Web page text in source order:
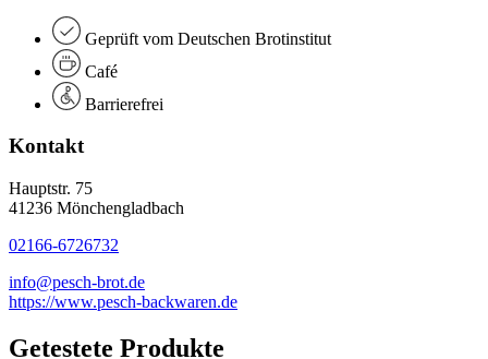
Geprüft vom Deutschen Brotinstitut
Café
Barrierefrei
Kontakt
Hauptstr. 75
41236 Mönchengladbach
02166-6726732
info@pesch-brot.de
https://www.pesch-backwaren.de
Getestete Produkte